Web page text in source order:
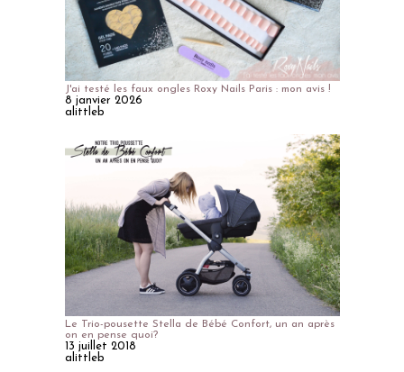
J'ai testé les faux ongles Roxy Nails Paris : mon avis !
8 janvier 2026
alittleb
Le Trio-pousette Stella de Bébé Confort, un an après
on en pense quoi?
13 juillet 2018
alittleb